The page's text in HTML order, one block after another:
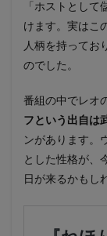
「ホストとし
けます。実はこ
人柄を持ってお
のでした。
番組の中でレオ
フという出自は
ンがあります。
とした性格が、
日が来るかもし